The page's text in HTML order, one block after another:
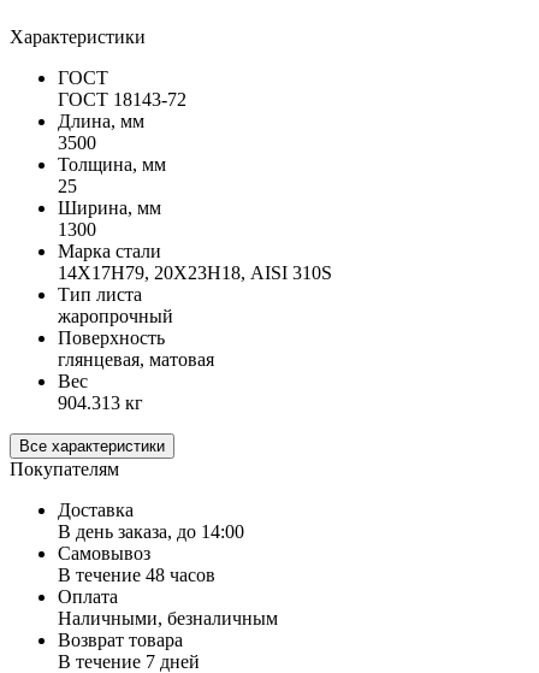
Характеристики
ГОСТ
ГОСТ 18143-72
Длина, мм
3500
Толщина, мм
25
Ширина, мм
1300
Марка стали
14Х17Н79, 20Х23Н18, AISI 310S
Тип листа
жаропрочный
Поверхность
глянцевая, матовая
Вес
904.313 кг
Все характеристики
Покупателям
Доставка
В день заказа, до 14:00
Самовывоз
В течение 48 часов
Оплата
Наличными, безналичным
Возврат товара
В течение 7 дней